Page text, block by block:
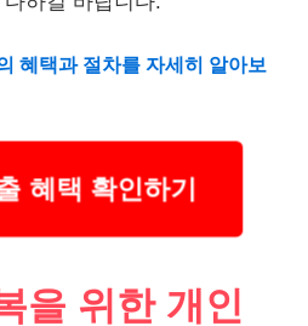
혜택과 절차를 자세히 알아보
혜택 확인하기
을 위한 개인